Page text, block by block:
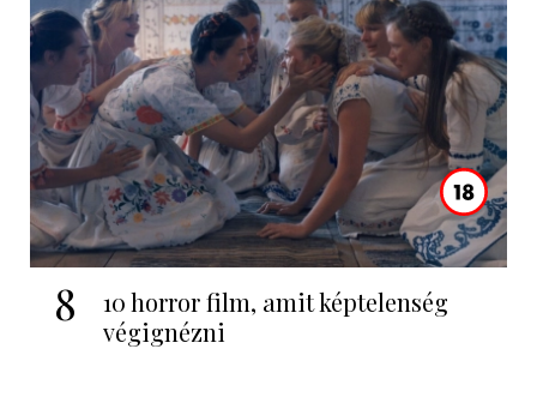
8
10 horror film, amit képtelenség
végignézni